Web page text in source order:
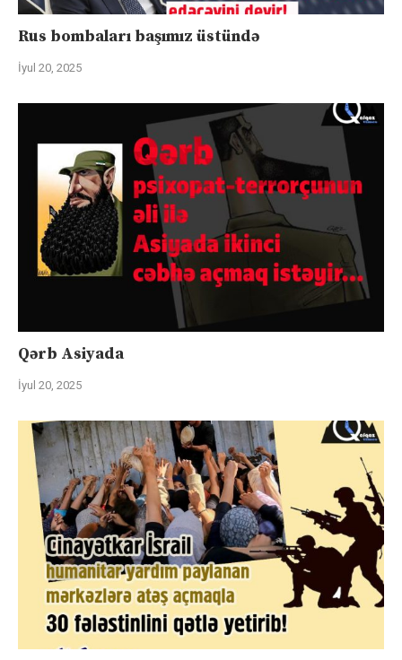
Rus bombaları başımız üstündə
İyul 20, 2025
Qərb Asiyada
İyul 20, 2025